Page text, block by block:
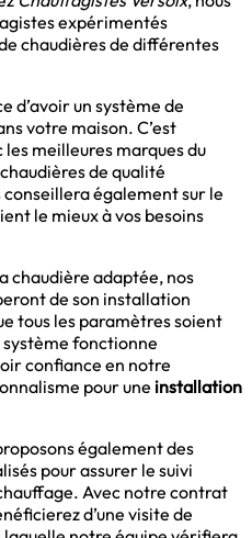
expérimentés
chaudières de différentes
d’avoir un système de
votre maison. C’est
meilleures marques du
de qualité
également sur le
le mieux à vos besoins
chaudière adaptée, nos
de son installation
tous les paramètres soient
fonctionne
confiance en notre
pour une installation
également des
pour assurer le suivi
Avec notre contrat
d’une visite de